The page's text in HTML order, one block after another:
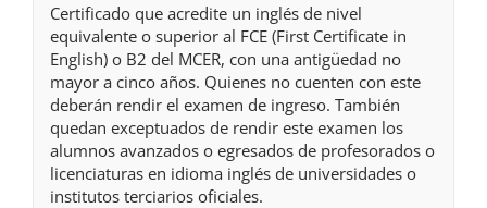
Certificado que acredite un inglés de nivel
equivalente o superior al FCE (First Certificate in
English) o B2 del MCER, con una antigüedad no
mayor a cinco años. Quienes no cuenten con este
deberán rendir el examen de ingreso. También
quedan exceptuados de rendir este examen los
alumnos avanzados o egresados de profesorados o
licenciaturas en idioma inglés de universidades o
institutos terciarios oficiales.